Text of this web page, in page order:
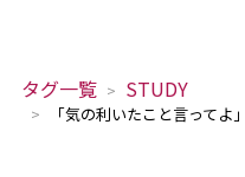
タグ一覧 STUDY
「気の利いたこと言ってよ